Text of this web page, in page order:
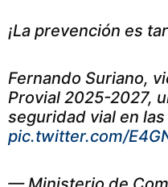
¡La prevención es
Fernando Suriano,
Provial 2025-2027,
seguridad vial en
pic.twitter.com/